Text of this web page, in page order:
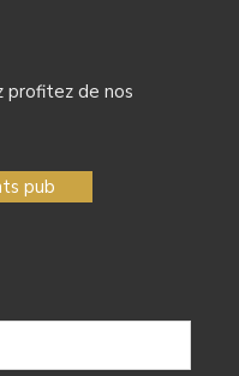
profitez de nos
pub